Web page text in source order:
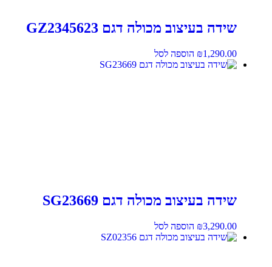
שידה בעיצוב מכולה דגם GZ2345623
₪ 1,290.00 הוספה לסל
שידה בעיצוב מכולה דגם SG23669
₪3,290.00 הוספה לסל